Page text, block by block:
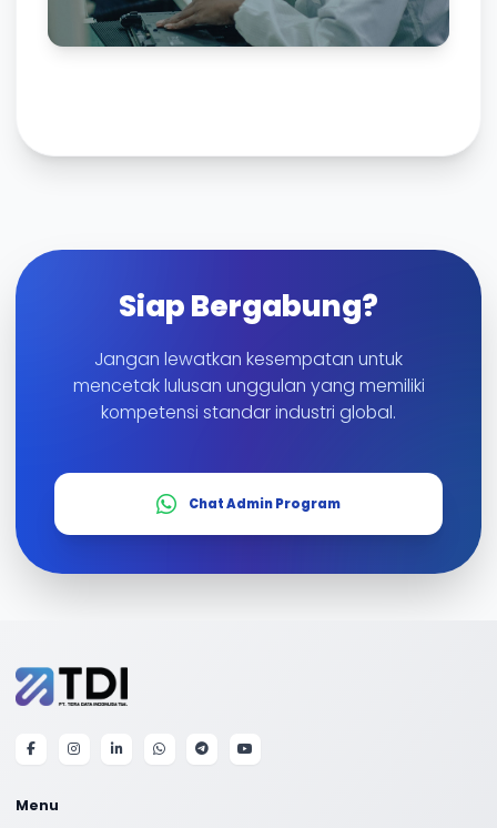
Siap Bergabung?
Jangan lewatkan kesempatan untuk
mencetak lulusan unggulan yang memiliki
kompetensi standar industri global.
Chat Admin Program
Menu